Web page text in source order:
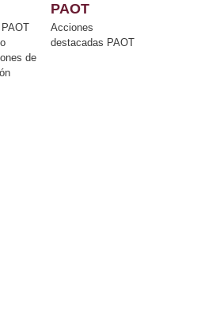
de
PAOT
Acciones
destacadas PAOT